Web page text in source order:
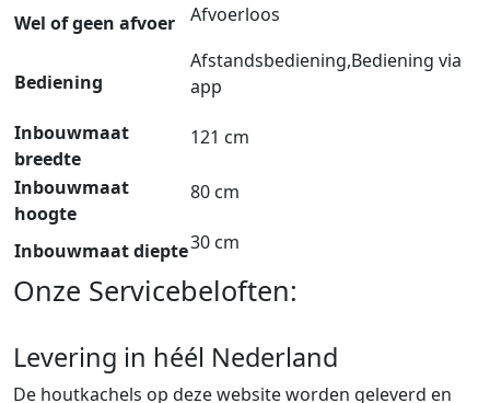
Wel of geen afvoer Afvoerloos
Bediening
Afstandsbediening,Bediening via
app
Inbouwmaat
breedte
121 cm
Inbouwmaat
hoogte
80 cm
Inbouwmaat diepte30 cm
Onze Servicebeloften:
Levering in héél Nederland
De houtkachels op deze website worden geleverd en